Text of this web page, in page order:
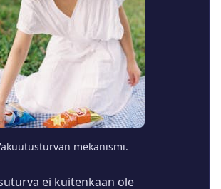
mekanismi.
ei kuitenkaan ole